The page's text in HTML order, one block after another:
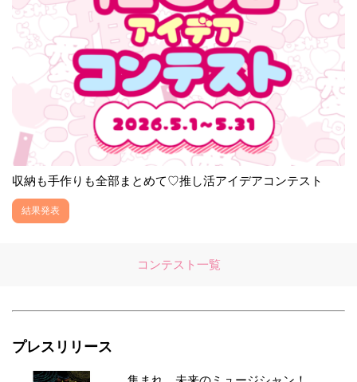
収納も手作りも全部まとめて♡推し活アイデアコンテスト
結果発表
コンテスト一覧
プレスリリース